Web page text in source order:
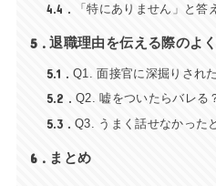
4.4 「特にありません」と答
5 退職理由を伝える際のよ
5.1 Q1. 面接官に深掘りされ
5.2 Q2. 嘘をついたらバレる
5.3 Q3. うまく話せなかった
6 まとめ